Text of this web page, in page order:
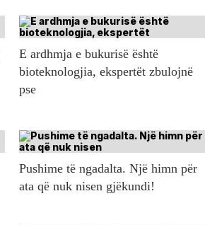
E ardhmja e bukurisë është
bioteknologjia, ekspertët zbulojnë
pse
Pushime të ngadalta. Një himn për
ata që nuk nisen gjëkundi!